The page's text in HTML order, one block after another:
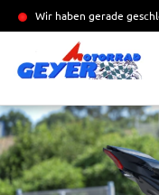
Wir haben gerade